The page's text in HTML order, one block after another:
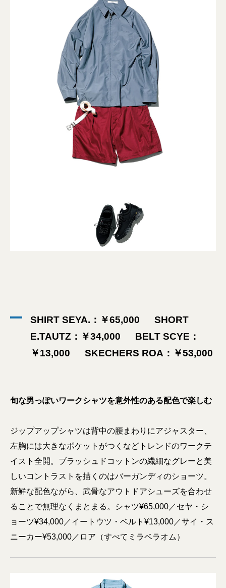
SHIRT SEYA.：￥65,000 SHORT
E.TAUTZ：￥34,000 BELT SCYE：
￥13,000 SKECHERS ROA：￥53,000
旬な男っぽいワークシャツを意外性のある配色で楽しむ
ジップアップシャツは背中の腰まわりにアジャスター、
左胸には大きなポケットがつくなどトレンドのワークテ
イスト全開。ブラッシュドコットンの繊細なグレーと美
しいコントラストを描くのはバーガンディのショーツ。
新鮮な配色ながら、武骨なアウトドアシューズを合わせ
ることで無理なくまとまる。シャツ¥65,000／セヤ・シ
ョーツ¥34,000／イートウツ・ベルト¥13,000／サイ・ス
ニーカー¥53,000／ロア（すべてミラベラオム）